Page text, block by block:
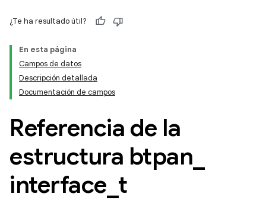
¿Te ha resultado útil?
En esta página
Campos de datos
Descripción detallada
Documentación de campos
Referencia de la
estructura btpan
interface t